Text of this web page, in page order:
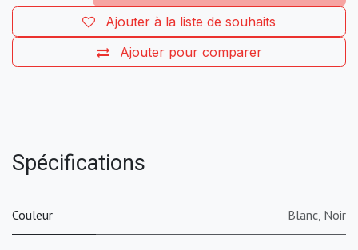
Ajouter pour comparer
Ajouter à la liste de souhaits
Spécifications
Couleur Blanc Noir